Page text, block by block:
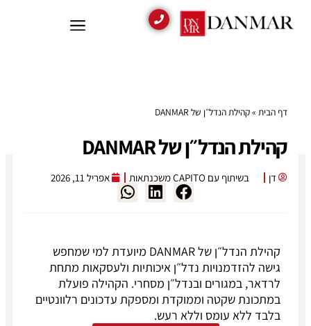
דף הבית »קהילת הנדל״ן של DANMAR
קהילת הנדל״ן של DANMAR
דן בשיתוף עם CAPITO משכנתאות אפריל 11, 2026
קהילת הנדל״ן של DANMAR מיועדת למי שמחפש
גישה להזדמנויות נדל״ן איכותיות ולעסקאות מתחת
לרדאר, במגורים ובנדל״ן מסחרי. הקהילה פועלת
במתכונת שקטה וממוקדת ומספקת עדכונים רלוונטיים
בלבד ללא עומס וללא רעש.